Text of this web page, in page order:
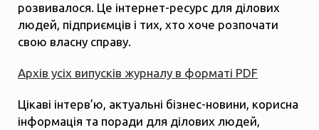
розвивалося. Це інтернет-ресурс для ділових
людей, підприємців і тих, хто хоче розпочати
свою власну справу.
Архів усіх випусків журналу в форматі PDF
Цікаві інтерв’ю, актуальні бізнес-новини, корисна
інформація та поради для ділових людей,